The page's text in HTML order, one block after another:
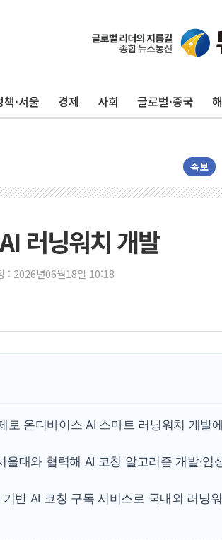
책·서울 경제 사회 글로벌·중국
속보
러닝워치 개발
: 2026년06월18일 10:18
로 온디바이스 AI 스마트 러닝워치 개발
울대와 협력해 AI 코칭 알고리즘 개발·임
반 AI 코칭 구독 서비스로 국내외 러닝